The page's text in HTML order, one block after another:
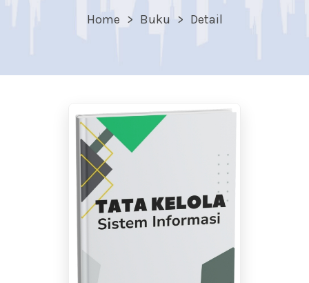
Home Buku Detail